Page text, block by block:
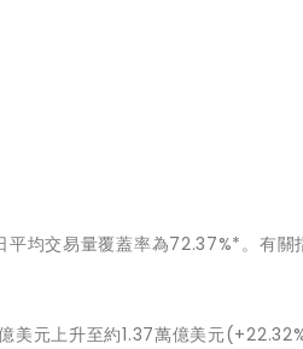
均交易量覆蓋率為72.37%*。有關
美元上升至約1.37萬億美元